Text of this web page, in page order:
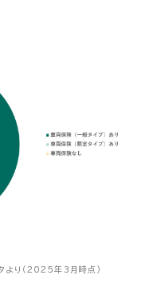
より（2025年3月時点）